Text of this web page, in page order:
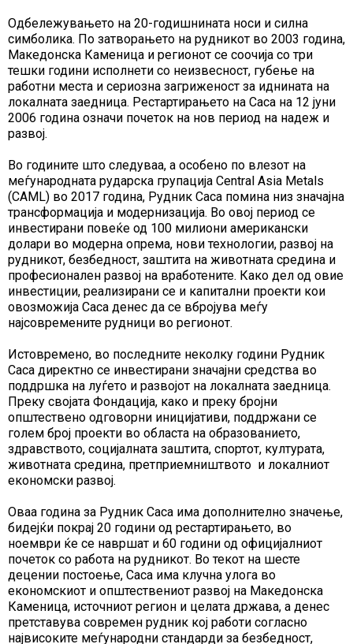
Одбележувањето на 20-годишнината носи и силна
симболика. По затворањето на рудникот во 2003 година,
Македонска Каменица и регионот се соочија со три
тешки години исполнети со неизвесност, губење на
работни места и сериозна загриженост за иднината на
локалната заедница. Рестартирањето на Саса на 12 јуни
2006 година означи почеток на нов период на надеж и
развој.
Во годините што следуваа, а особено по влезот на
меѓународната рударска групација Central Asia Metals
(CAML) во 2017 година, Рудник Саса помина низ значајна
трансформација и модернизација. Во овој период се
инвестирани повеќе од 100 милиони американски
долари во модерна опрема, нови технологии, развој на
рудникот, безбедност, заштита на животната средина и
професионален развој на вработените. Како дел од овие
инвестиции, реализирани се и капитални проекти кои
овозможија Саса денес да се вбројува меѓу
најсовремените рудници во регионот.
Истовремено, во последните неколку години Рудник
Саса директно се инвестирани значајни средства во
поддршка на луѓето и развојот на локалната заедница.
Преку својата Фондација, како и преку бројни
општествено одговорни иницијативи, поддржани се
голем број проекти во областа на образованието,
здравството, социјалната заштита, спортот, културата,
животната средина, претприемништвото и локалниот
економски развој.
Оваа година за Рудник Саса има дополнително значење,
бидејќи покрај 20 години од рестартирањето, во
ноември ќе се навршат и 60 години од официјалниот
почеток со работа на рудникот. Во текот на шесте
децении постоење, Саса има клучна улога во
економскиот и општествениот развој на Македонска
Каменица, источниот регион и целата држава, а денес
претставува современ рудник кој работи согласно
највисоките меѓународни стандарди за безбедност,